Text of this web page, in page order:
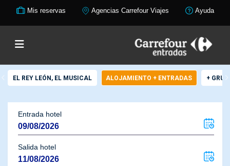
Mis reservas Agencias Carrefour Viajes Ayuda
EL REY LEÓN, EL MUSICAL ALOJAMIENTO + ENTRADAS +
Entrada hotel
Salida hotel